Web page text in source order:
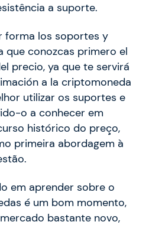
a suporte.
forma los soportes y
que conozcas primero el
precio, ya que te servirá
a la criptomoneda
utilizar os suportes e
o a conhecer em
histórico do preço,
primeira abordagem à
em aprender sobre o
é um bom momento,
bastante novo,